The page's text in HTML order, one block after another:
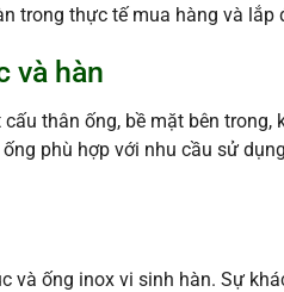
trong thực tế mua hàng và lắp
và hàn
thân ống, bề mặt bên trong,
phù hợp với nhu cầu sử
và ống inox vi sinh hàn. Sự